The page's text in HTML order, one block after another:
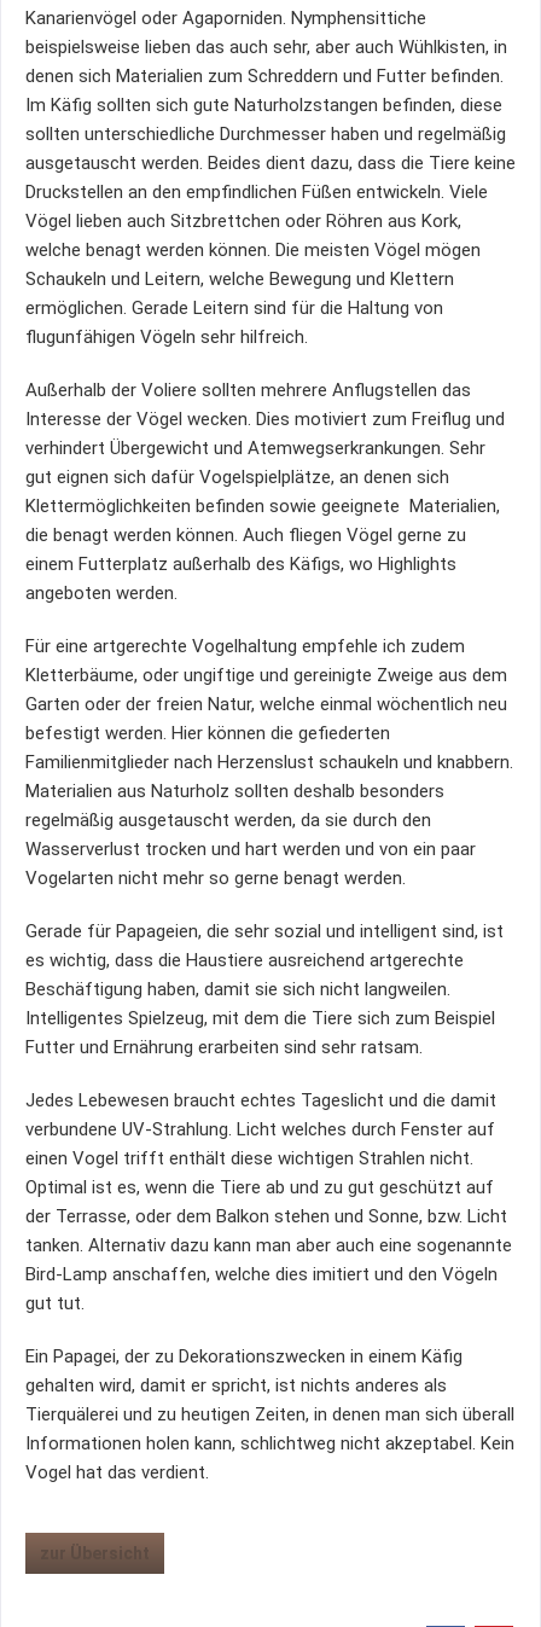
Kanarienvögel oder Agaporniden. Nymphensittiche
beispielsweise lieben das auch sehr, aber auch Wühlkisten, in
denen sich Materialien zum Schreddern und Futter befinden.
Im Käfig sollten sich gute Naturholzstangen befinden, diese
sollten unterschiedliche Durchmesser haben und regelmäßig
ausgetauscht werden. Beides dient dazu, dass die Tiere keine
Druckstellen an den empfindlichen Füßen entwickeln. Viele
Vögel lieben auch Sitzbrettchen oder Röhren aus Kork,
welche benagt werden können. Die meisten Vögel mögen
Schaukeln und Leitern, welche Bewegung und Klettern
ermöglichen. Gerade Leitern sind für die Haltung von
flugunfähigen Vögeln sehr hilfreich.
Außerhalb der Voliere sollten mehrere Anflugstellen das
Interesse der Vögel wecken. Dies motiviert zum Freiflug und
verhindert Übergewicht und Atemwegserkrankungen. Sehr
gut eignen sich dafür Vogelspielplätze, an denen sich
Klettermöglichkeiten befinden sowie geeignete Materialien,
die benagt werden können. Auch fliegen Vögel gerne zu
einem Futterplatz außerhalb des Käfigs, wo Highlights
angeboten werden.
Für eine artgerechte Vogelhaltung empfehle ich zudem
Kletterbäume, oder ungiftige und gereinigte Zweige aus dem
Garten oder der freien Natur, welche einmal wöchentlich neu
befestigt werden. Hier können die gefiederten
Familienmitglieder nach Herzenslust schaukeln und knabbern.
Materialien aus Naturholz sollten deshalb besonders
regelmäßig ausgetauscht werden, da sie durch den
Wasserverlust trocken und hart werden und von ein paar
Vogelarten nicht mehr so gerne benagt werden.
Gerade für Papageien, die sehr sozial und intelligent sind, ist
es wichtig, dass die Haustiere ausreichend artgerechte
Beschäftigung haben, damit sie sich nicht langweilen.
Intelligentes Spielzeug, mit dem die Tiere sich zum Beispiel
Futter und Ernährung erarbeiten sind sehr ratsam.
Jedes Lebewesen braucht echtes Tageslicht und die damit
verbundene UV-Strahlung. Licht welches durch Fenster auf
einen Vogel trifft enthält diese wichtigen Strahlen nicht.
Optimal ist es, wenn die Tiere ab und zu gut geschützt auf
der Terrasse, oder dem Balkon stehen und Sonne, bzw. Licht
tanken. Alternativ dazu kann man aber auch eine sogenannte
Bird-Lamp anschaffen, welche dies imitiert und den Vögeln
gut tut.
Ein Papagei, der zu Dekorationszwecken in einem Käfig
gehalten wird, damit er spricht, ist nichts anderes als
Tierquälerei und zu heutigen Zeiten, in denen man sich überall
Informationen holen kann, schlichtweg nicht akzeptabel. Kein
Vogel hat das verdient.
zur Übersicht